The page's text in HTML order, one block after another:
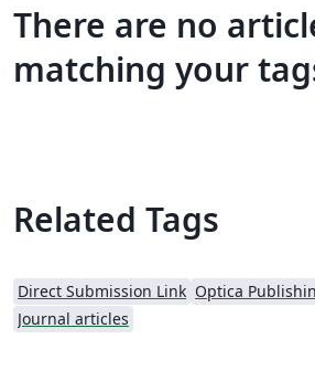
There are no
matching your
Related Tags
Direct Submission Link Optica
Journal articles